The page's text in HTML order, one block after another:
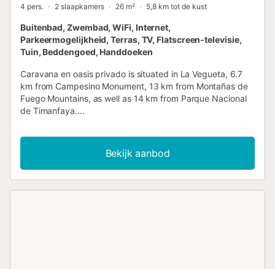
4 pers. 2 slaapkamers 26 m² 5,8 km tot de kust
Buitenbad, Zwembad, WiFi, Internet,
Parkeermogelijkheid, Terras, TV, Flatscreen-televisie,
Tuin, Beddengoed, Handdoeken
Caravana en oasis privado is situated in La Vegueta, 6.7
km from Campesino Monument, 13 km from Montañas de
Fuego Mountains, as well as 14 km from Parque Nacional
de Timanfaya....
Bekijk aanbod